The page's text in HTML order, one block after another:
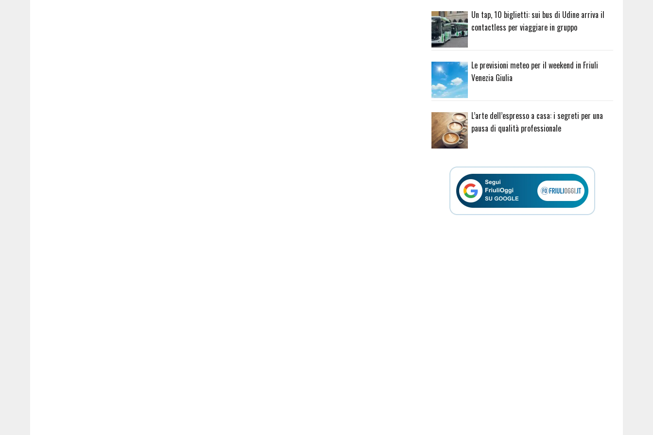
Un tap, 10 biglietti: sui bus di Udine arriva il
contactless per viaggiare in gruppo
Le previsioni meteo per il weekend in Friuli
Venezia Giulia
L’arte dell’espresso a casa: i segreti per una
pausa di qualità professionale